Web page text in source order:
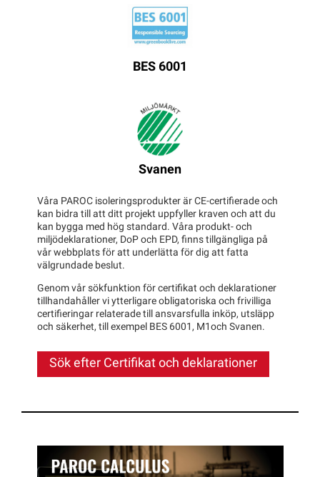
BES 6001
Svanen
Våra PAROC isoleringsprodukter är CE‑certifierade och
kan bidra till att ditt projekt uppfyller kraven och att du
kan bygga med hög standard. Våra produkt- och
miljödeklarationer, DoP och EPD, finns tillgängliga på
vår webbplats för att underlätta för dig att fatta
välgrundade beslut.
Genom vår sökfunktion för certifikat och deklarationer
tillhandahåller vi ytterligare obligatoriska och frivilliga
certifieringar relaterade till ansvarsfulla inköp, utsläpp
och säkerhet, till exempel BES 6001, M1och Svanen.
Sök efter Certifikat och deklarationer